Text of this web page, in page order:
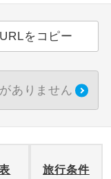
URLをコピー
ありません
旅行条件